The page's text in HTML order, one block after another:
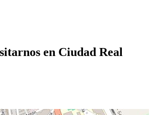
en Ciudad Real